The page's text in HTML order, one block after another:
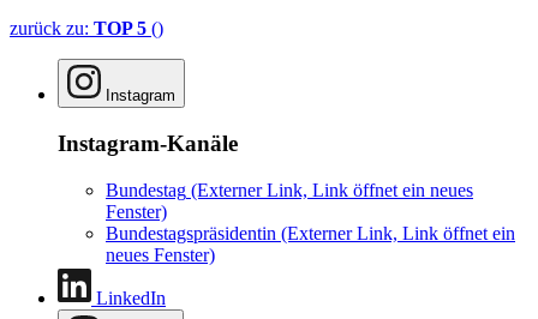
zurück zu: TOP 5 ()
Instagram
Instagram-Kanäle
Bundestag (Externer Link, Link öffnet ein neues
Fenster)
Bundestagspräsidentin (Externer Link, Link öffnet ein
neues Fenster)
LinkedIn